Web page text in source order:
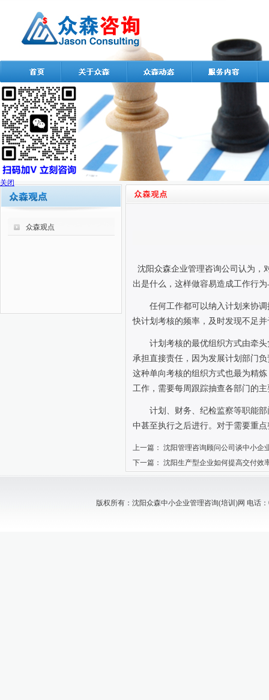
众森观点
沈阳众森企业管理咨询公司认为，
出是什么，这样做容易造成工作行
任何工作都可以纳入计划来协
快计划考核的频率，及时发现不足
计划考核的最优组织方式由牵
承担直接责任，因为发展计划部门
这种单向考核的组织方式也最为精
工作，需要每周跟踪抽查各部门的
计划、财务、纪检监察等职能
中甚至执行之后进行。对于需要重
上一篇： 沈阳管理咨询顾问公司谈中小企
下一篇： 沈阳生产型企业如何提高交付效
版权所有：沈阳众森中小企业管理咨询(培训)网 电话：
关闭